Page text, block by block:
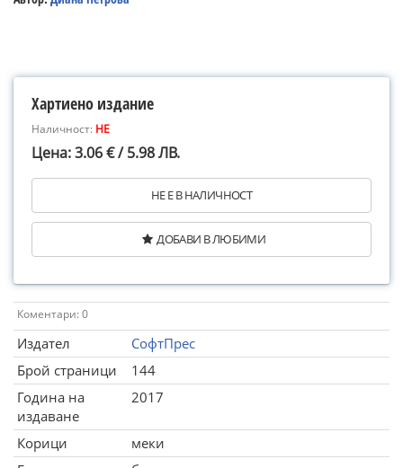
Хартиено издание
Наличност: НЕ
Цена: 3.06 € / 5.98 ЛВ.
НЕ Е В НАЛИЧНОСТ
ДОБАВИ В ЛЮБИМИ
Коментари: 0
Издател
СофтПрес
Брой страници
144
Година на
издаване
2017
Корици
меки